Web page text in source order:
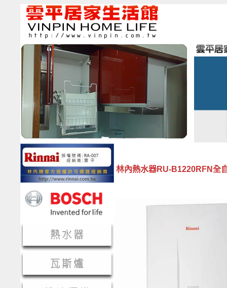
林內熱水器RU-B1220RFN全